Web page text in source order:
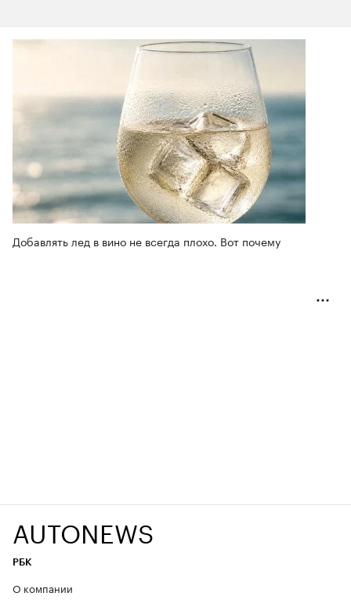
Добавлять лед в вино не всегда плохо. Вот почему
AUTONEWS
РБК
О компании